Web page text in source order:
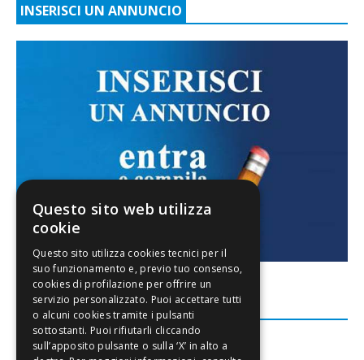
INSERISCI UN ANNUNCIO
FACEBOOK
Questo sito web utilizza
cookie